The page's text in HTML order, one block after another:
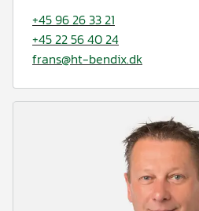
+45 96 26 33 21
+45 22 56 40 24
frans@ht-bendix.dk